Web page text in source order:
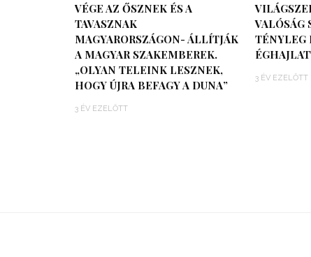
VÉGE AZ ŐSZNEK ÉS A
TAVASZNAK
MAGYARORSZÁGON- ÁLLÍTJÁK
A MAGYAR SZAKEMBEREK.
„OLYAN TELEINK LESZNEK,
HOGY ÚJRA BEFAGY A DUNA”
3 ÉV EZELŐTT
VALÓSÁG
TÉNYLEG
3 ÉV EZELŐTT